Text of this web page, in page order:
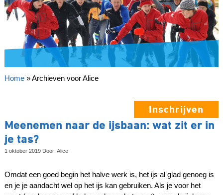
Home»Archieven voor Alice
Inschrijven
Meenemen naar de ijsbaan: wat zit er in
je tas?
1 oktober 2019 Door: Alice
Omdat een goed begin het halve werk is, het ijs al glad genoeg is
en je je aandacht wel op het ijs kan gebruiken. Als je voor het